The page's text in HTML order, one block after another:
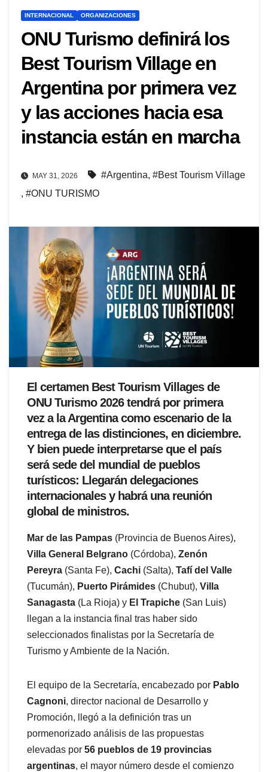
INTERNACIONAL ORGANIZACIONES
ONU Turismo definirá los
Best Tourism Village en
Argentina por primera vez
y las acciones hacia esa
instancia están en marcha
MAY 31, 2026 #Argentina, #Best Tourism Village
, #ONU TURISMO
El certamen Best Tourism Villages de
ONU Turismo 2026 tendrá por primera
vez a la Argentina como escenario de la
entrega de las distinciones, en diciembre.
Y bien puede interpretarse que el país
será sede del mundial de pueblos
turísticos: Llegarán delegaciones
internacionales y habrá una reunión
global de ministros.
Mar de las Pampas (Provincia de Buenos Aires),
Villa General Belgrano (Córdoba), Zenón
Pereyra (Santa Fe), Cachi (Salta), Tafí del Valle
(Tucumán), Puerto Pirámides (Chubut), Villa
Sanagasta (La Rioja) y El Trapiche (San Luis)
llegan a la instancia final tras haber sido
seleccionados finalistas por la Secretaría de
Turismo y Ambiente de la Nación.
El equipo de la Secretaría, encabezado por Pablo
Cagnoni, director nacional de Desarrollo y
Promoción, llegó a la definición tras un
pormenorizado análisis de las propuestas
elevadas por 56 pueblos de 19 provincias
argentinas, el mayor número desde el comienzo